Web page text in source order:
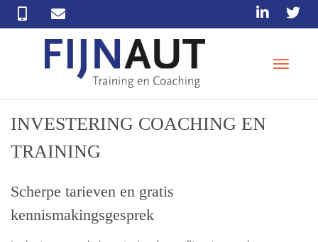
T
INVESTERING COACHING EN
TRAINING
Scherpe tarieven en gratis
kennismakingsgesprek